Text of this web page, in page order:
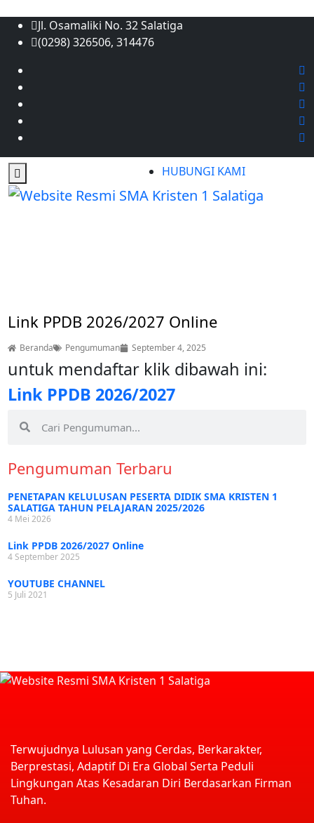
Jl. Osamaliki No. 32 Salatiga
(0298) 326506, 314476
HUBUNGI KAMI
Link PPDB 2026/2027 Online
Beranda Pengumuman September 4, 2025
untuk mendaftar klik dibawah ini:
Link PPDB 2026/2027
Pengumuman Terbaru
PENETAPAN KELULUSAN PESERTA DIDIK SMA KRISTEN 1
SALATIGA TAHUN PELAJARAN 2025/2026
4 Mei 2026
Link PPDB 2026/2027 Online
4 September 2025
YOUTUBE CHANNEL
5 Juli 2021
Terwujudnya Lulusan yang Cerdas, Berkarakter,
Berprestasi, Adaptif Di Era Global Serta Peduli
Lingkungan Atas Kesadaran Diri Berdasarkan Firman
Tuhan.